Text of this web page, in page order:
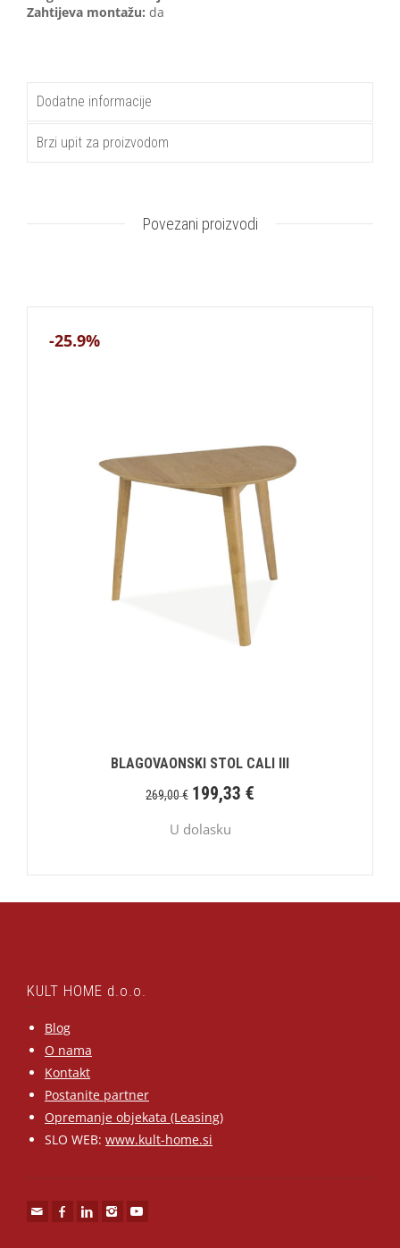
Zahtijeva montažu: da
Dodatne informacije
Brzi upit za proizvodom
Povezani proizvodi
-25.9%
BLAGOVAONSKI STOL CALI III
269,00€ 199,33 €
U dolasku
KULT HOME d.o.o.
Blog
O nama
Kontakt
Postanite partner
Opremanje objekata (Leasing)
SLO WEB: www.kult-home.si